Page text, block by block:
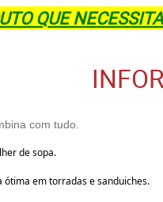
QUE
com tudo.
de sopa.
ótima em torradas e sanduiches.